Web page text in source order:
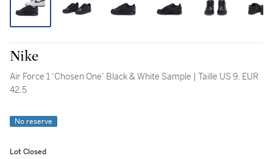
Nike
Air Force 1 ‘Chosen One’ Black & White Sample | Taille US 9, EUR
42.5
No reserve
Lot Closed